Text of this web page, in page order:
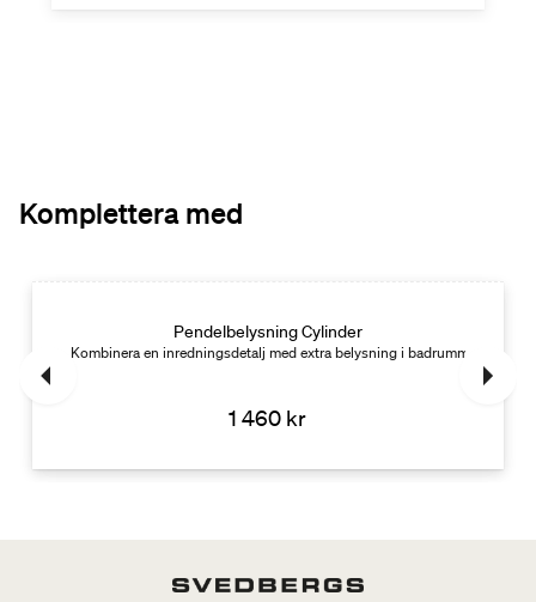
Komplettera med
Pendelbelysning Cylinder
Kombinera en inredningsdetalj med extra belysning i badrummet.
1 460 kr